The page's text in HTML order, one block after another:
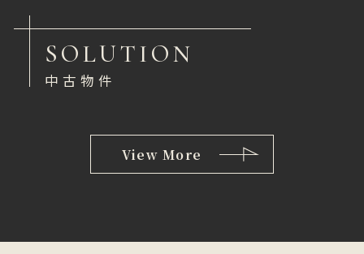
SOLUTION
中古物件
View More